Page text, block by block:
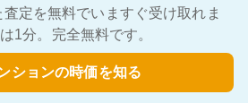
定を無料でいますぐ受け取れま
1分。完全無料です。
ションの時価を知る